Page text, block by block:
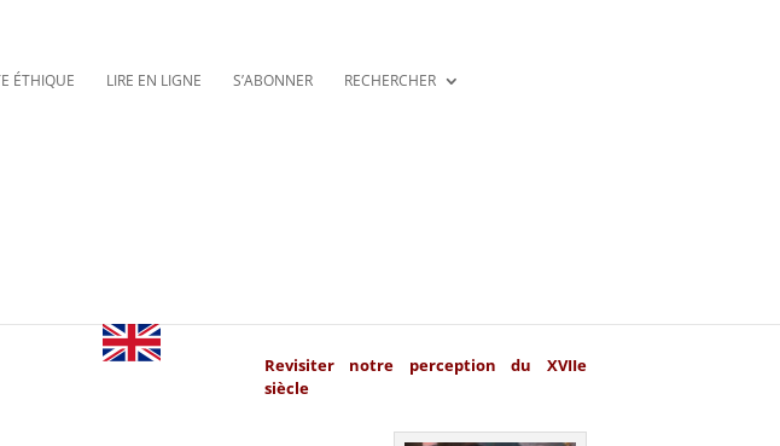
ÉTHIQUE LIRE EN LIGNE S’ABONNER RECHERCHER
Revisiter notre perception du XVIIe
siècle